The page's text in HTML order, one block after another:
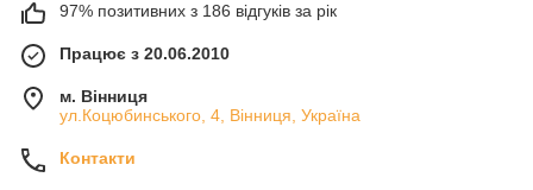
97% позитивних з 186 відгуків за рік
Працює з 20.06.2010
м. Вінниця
ул.Коцюбинського, 4, Вінниця, Україна
Контакти